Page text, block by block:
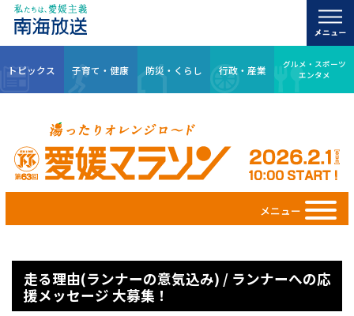
トピックス 子育て・健康 防災・くらし 行政・産業
グルメ・スポーツ
エンタメ
メニュー
走る理由(ランナーの意気込み) / ランナーへの応
援メッセージ 大募集！